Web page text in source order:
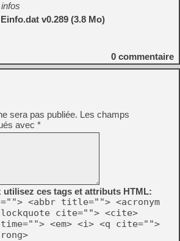
v0.289 (3.8 Mo)
0 commentaire
sera pas publiée. Les champs
avec *
utilisez ces tags et attributs HTML:
<abbr title=""> <acronym
cite=""> <cite>
<em> <i> <q cite="">